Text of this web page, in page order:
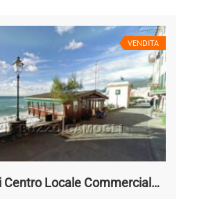
VENDITA
Rif. LC Camogli Centro Locale Commerciale a due passi dal Mare